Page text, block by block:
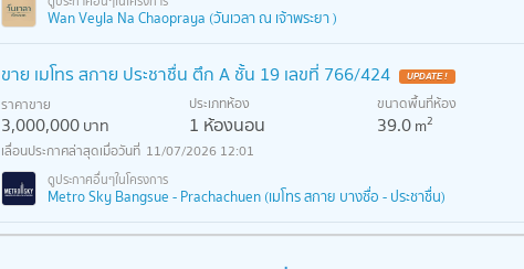
Wan Veyla Na Chaopraya (วันเวลา ณ เจ้าพระยา )
ขาย เมโทร สกาย ประชาชื่น ตึก A ชั้น 19 เลขที่ 766/424 UPDATE !
ราคาขาย
3,000,000บาท
ประเภทห้อง
1 ห้องนอน
ขนาดพื้นที่ห้อง
39.0m2
11/07/2026 12:01
Metro Sky Bangsue - Prachachuen (เมโทร สกาย บางซื่อ - ประชาชื่น)